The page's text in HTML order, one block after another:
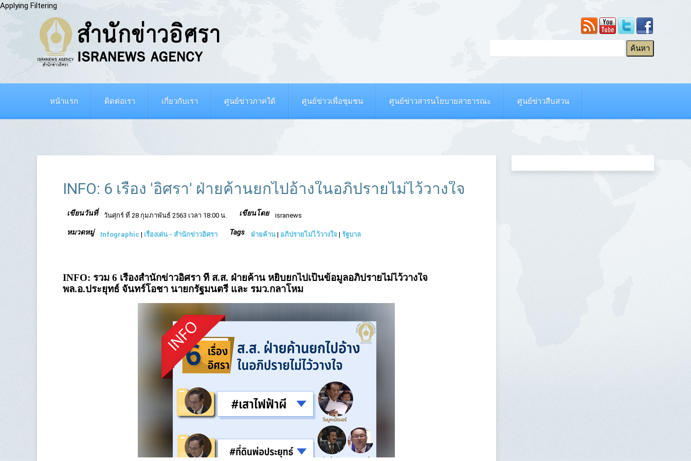
Applying Filtering
หน้าแรก ติดต่อเรา เกี่ยวกับเรา ศูนย์ข่าวภาคใต้ ศูนย์ข่าวเพื่อชุมชน ศูนย์ข่าวสารนโยบายสาธารณะ ศูนย์ข่าวสืบสวน
INFO: 6 เรื่อง 'อิศรา' ฝ่ายค้านยกไปอ้างในอภิปรายไม่ไว้วางใจ
เขียนวันที่ วันศุกร์ ที่ 28 กุมภาพันธ์ 2563 เวลา 18:00 น. เขียนโดย isranews
หมวดหมู่ Infographic | เรื่องเด่น - สำนักข่าวอิศรา Tags ฝ่ายค้าน| อภิปรายไม่ไว้วางใจ | รัฐบาล
INFO: รวม 6 เรื่องสำนักข่าวอิศรา ที่ ส.ส. ฝ่ายค้าน หยิบยกไปเป็นข้อมูลอภิปรายไม่ไว้วางใจ
พล.อ.ประยุทธ์ จันทร์โอชา นายกรัฐมนตรี และ รมว.กลาโหม